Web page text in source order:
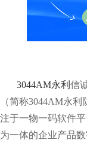
3044AM永利 信
（简称3044AM永
注于一物一码软件
为一体的企业产品